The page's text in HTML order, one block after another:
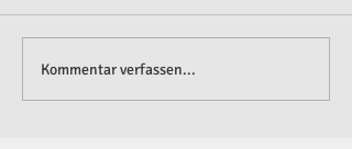
Kommentar verfassen...